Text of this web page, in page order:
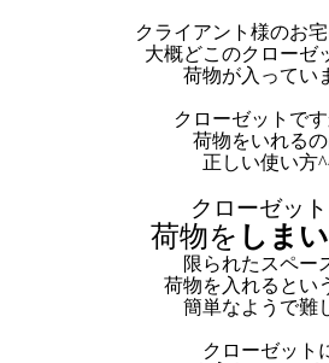
クライアント様のお
大概どこのクローゼ
荷物が入ってい
クローゼットで
荷物をいれる
正しい使い方
クローゼッ
荷物を しま
限られたスペー
荷物を入れるとい
簡単なようで難
クローゼット